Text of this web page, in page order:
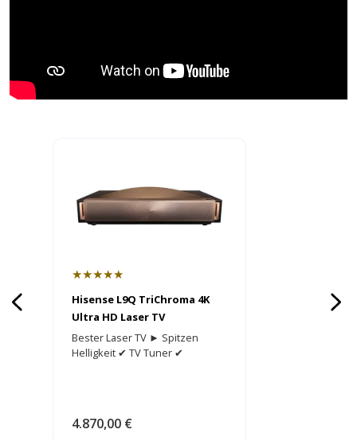
★★★★★
Hisense L9Q TriChroma 4K
Ultra HD Laser TV
Bester Laser TV ► Spitzen
Helligkeit ✔ TV Tuner ✔
4.870,00 €